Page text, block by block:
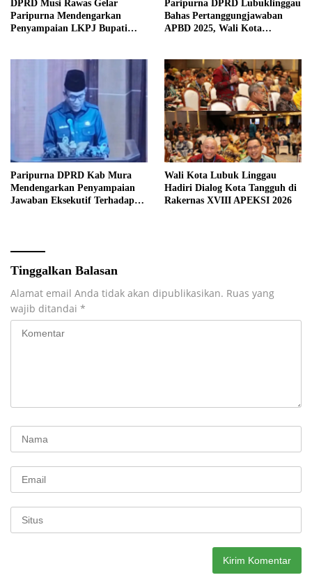
DPRD Musi Rawas Gelar
Paripurna Mendengarkan
Penyampaian LKPJ Bupati
Paripurna DPRD Lubuklinggau
Bahas Pertanggungjawaban
APBD 2025, Wali Kota
Paripurna DPRD Kab Mura
Mendengarkan Penyampaian
Jawaban Eksekutif Terhadap
Anggaran 2025.
Wali Kota Lubuk Linggau
Hadiri Dialog Kota Tangguh di
Rakernas XVIII APEKSI 2026
Tinggalkan Balasan
Alamat email Anda tidak akan dipublikasikan. Ruas yang
wajib ditandai *